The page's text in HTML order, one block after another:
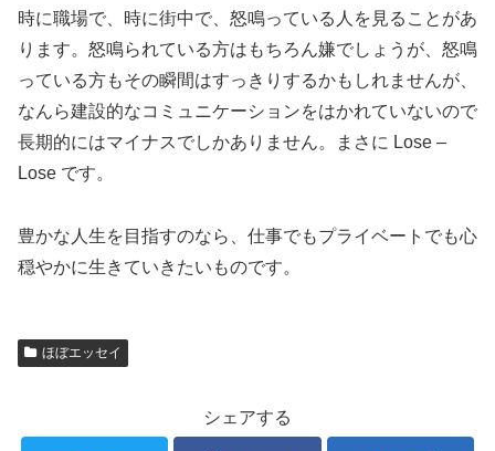
時に職場で、時に街中で、怒鳴っている人を見ることがあ
ります。怒鳴られている方はもちろん嫌でしょうが、怒鳴
っている方もその瞬間はすっきりするかもしれませんが、
なんら建設的なコミュニケーションをはかれていないので
長期的にはマイナスでしかありません。まさに Lose –
Lose です。
豊かな人生を目指すのなら、仕事でもプライベートでも心
穏やかに生きていきたいものです。
ほぼエッセイ
シェアする